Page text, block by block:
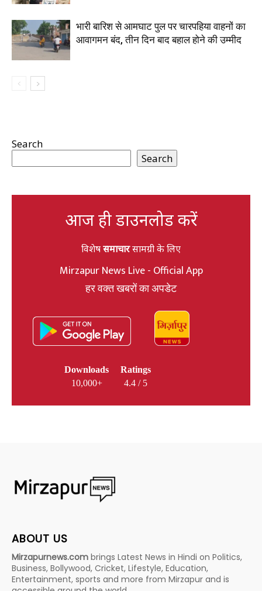
भारी बारिश से आमघाट पुल पर चारपहिया वाहनों का
आवागमन बंद, तीन दिन बाद बहाल होने की उम्मीद
Search
Search
आज ही डाउनलोड करें
विशेषसमाचारसामग्री के लिए
Mirzapur News Live - Official App
हर वक्त खबरों का अपडेट
Downloads
10,000+
Ratings
4.4 / 5
ABOUT US
Mirzapurnews.com brings Latest News in Hindi on Politics,
Business, Bollywood, Cricket, Lifestyle, Education,
Entertainment, sports and more from Mirzapur and is